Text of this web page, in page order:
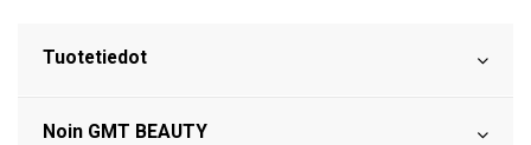
Tuotetiedot
Noin GMT BEAUTY